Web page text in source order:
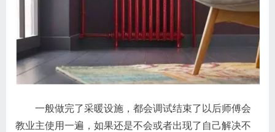
一般做完了采暖设施，都会调试结束了以后师傅会
教业主使用一遍，如果还是不会或者出现了自己解决不